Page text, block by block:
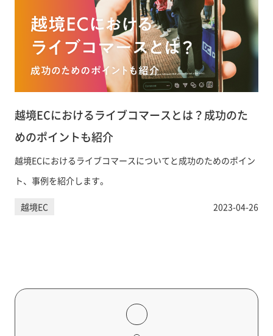
越境ECにおけるライブコマースとは？成功のた
めのポイントも紹介
越境ECにおけるライブコマースについてと成功のためのポイン
ト、事例を紹介します。
越境EC 2023-04-26